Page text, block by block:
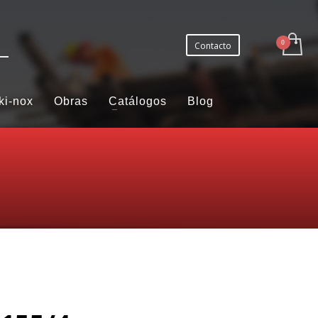
Contacto
nox Obras Catálogos
Blog